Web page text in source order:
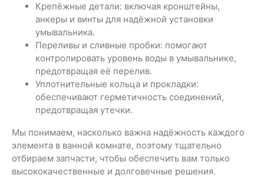
Крепёжные детали: включая кронштейны,
анкеры и винты для надёжной установки
умывальника.
Переливы и сливные пробки: помогают
контролировать уровень воды в умывальнике,
предотвращая её перелив.
Уплотнительные кольца и прокладки:
обеспечивают герметичность соединений,
предотвращая утечки.
Мы понимаем, насколько важна надёжность каждого
элемента в ванной комнате, поэтому тщательно
отбираем запчасти, чтобы обеспечить вам только
высококачественные и долговечные решения.